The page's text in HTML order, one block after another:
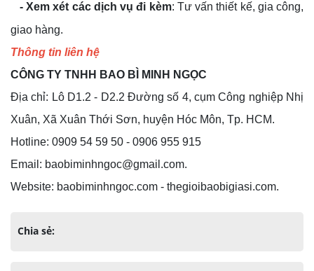
- Xem xét các dịch vụ đi kèm: Tư vấn thiết kế, gia công,
giao hàng.
Thông tin liên hệ
CÔNG TY TNHH BAO BÌ MINH NGỌC
Địa chỉ: Lô D1.2 - D2.2 Đường số 4, cụm Công nghiệp Nhị
Xuân, Xã Xuân Thới Sơn, huyện Hóc Môn, Tp. HCM.
Hotline: 0909 54 59 50 - 0906 955 915
Email: baobiminhngoc@gmail.com.
Website: baobiminhngoc.com - thegioibaobigiasi.com.
Chia sẻ: